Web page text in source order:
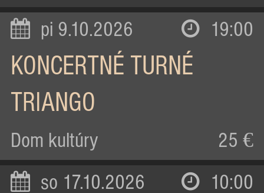
pi 9.10.2026 19:00
KONCERTNÉ TURNÉ
TRIANGO
Dom kultúry 25 €
so 17.10.2026 10:00